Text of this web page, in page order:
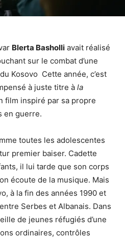
Blerta Basholli avait réalisé
sur le combat d’une
Kosovo Cette année, c’est
à juste titre à la
film inspiré par sa propre
en guerre.
toutes les adolescentes
premier baiser. Cadette
il lui tarde que son corps
écoute de la musique. Mais
à la fin des années 1990 et
Serbes et Albanais. Dans
de jeunes réfugiés d’une
ordinaires, contrôles